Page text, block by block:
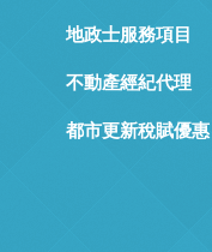
地政士服務項目
不動產經紀代理
都市更新稅賦優惠